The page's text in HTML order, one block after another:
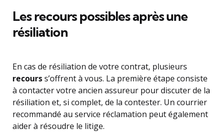
Les recours possibles après une
résiliation
En cas de résiliation de votre contrat, plusieurs
recourss’offrent à vous. La première étape consiste
à contacter votre ancien assureur pour discuter de la
résiliation et, si complet, de la contester. Un courrier
recommandé au service réclamation peut également
aider à résoudre le litige.